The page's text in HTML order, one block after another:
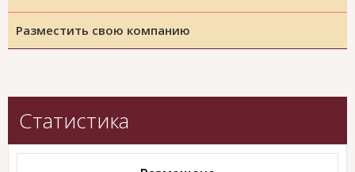
Разместить свою компанию
Статистика